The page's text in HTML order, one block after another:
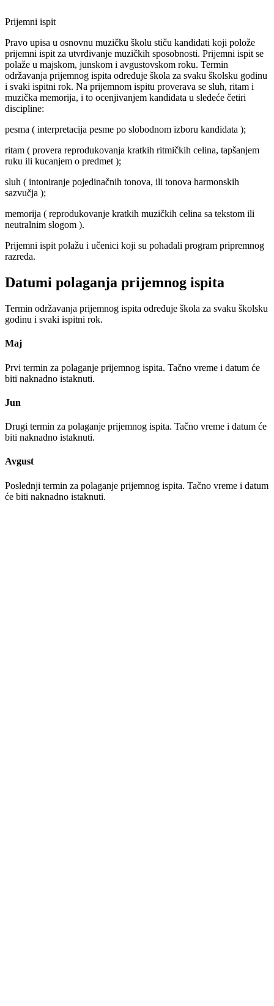
Prijemni ispit
Pravo upisa u osnovnu muzičku školu stiču kandidati koji polože
prijemni ispit za utvrđivanje muzičkih sposobnosti. Prijemni ispit se
polaže u majskom, junskom i avgustovskom roku. Termin
održavanja prijemnog ispita određuje škola za svaku školsku godinu
i svaki ispitni rok. Na prijemnom ispitu proverava se sluh, ritam i
muzička memorija, i to ocenjivanjem kandidata u sledeće četiri
discipline:
pesma ( interpretacija pesme po slobodnom izboru kandidata );
ritam ( provera reprodukovanja kratkih ritmičkih celina, tapšanjem
ruku ili kucanjem o predmet );
sluh ( intoniranje pojedinačnih tonova, ili tonova harmonskih
sazvučja );
memorija ( reprodukovanje kratkih muzičkih celina sa tekstom ili
neutralnim slogom ).
Prijemni ispit polažu i učenici koji su pohađali program pripremnog
razreda.
Datumi polaganja prijemnog ispita
Termin održavanja prijemnog ispita određuje škola za svaku školsku
godinu i svaki ispitni rok.
Maj
Prvi termin za polaganje prijemnog ispita. Tačno vreme i datum će
biti naknadno istaknuti.
Jun
Drugi termin za polaganje prijemnog ispita. Tačno vreme i datum će
biti naknadno istaknuti.
Avgust
Poslednji termin za polaganje prijemnog ispita. Tačno vreme i datum
će biti naknadno istaknuti.